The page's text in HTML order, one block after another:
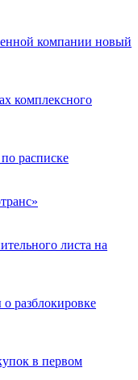
компании новый
комплексного
расписке
листа на
разблокировке
в первом